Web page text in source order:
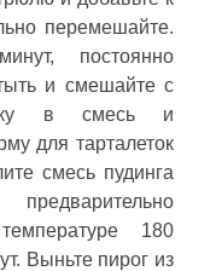
перемешайте.
постоянно
и смешайте с
в смесь и
для тарталеток
смесь пудинга
180
Выньте пирог из